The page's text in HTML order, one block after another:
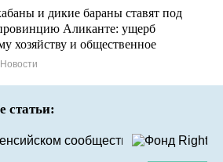
и дикие бараны ставят под
Аликанте: ущерб
хозяйству и общественное
статьи: